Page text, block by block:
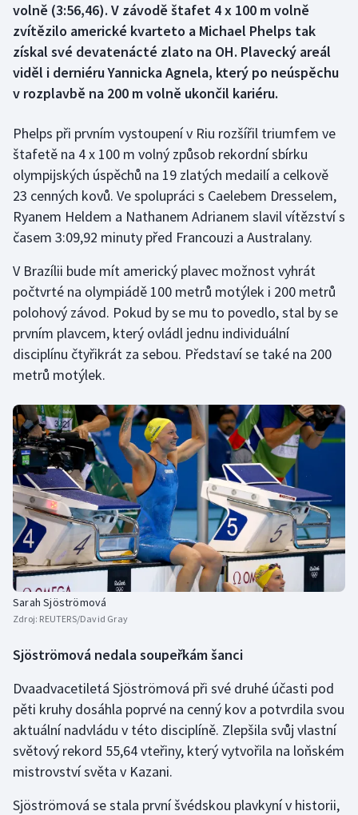
Florbal
Futsal
Golf
Gymnastika
Házená
Jezdectví
Krasobruslení
Lezení
Lyže a snowboard
Moderní pětiboj
Motorsport
Olympijské hry
Parasport
Plavání
Plážový volejbal
Rychlostní kanoistika
Short track
volně (3:56,46). V závodě štafet 4 x 100 m volně
zvítězilo americké kvarteto a Michael Phelps tak
získal své devatenácté zlato na OH. Plavecký areál
viděl i derniéru Yannicka Agnela, který po neúspěchu
v rozplavbě na 200 m volně ukončil kariéru.
Phelps při prvním vystoupení v Riu rozšířil triumfem ve
štafetě na 4 x 100 m volný způsob rekordní sbírku
olympijských úspěchů na 19 zlatých medailí a celkově
23 cenných kovů. Ve spolupráci s Caelebem Dresselem,
Ryanem Heldem a Nathanem Adrianem slavil vítězství s
časem 3:09,92 minuty před Francouzi a Australany.
V Brazílii bude mít americký plavec možnost vyhrát
počtvrté na olympiádě 100 metrů motýlek i 200 metrů
polohový závod. Pokud by se mu to povedlo, stal by se
prvním plavcem, který ovládl jednu individuální
disciplínu čtyřikrát za sebou. Představí se také na 200
metrů motýlek.
Sarah Sjöströmová
Zdroj: REUTERS/David Gray
Sjöströmová nedala soupeřkám šanci
Dvaadvacetiletá Sjöströmová při své druhé účasti pod
pěti kruhy dosáhla poprvé na cenný kov a potvrdila svou
aktuální nadvládu v této disciplíně. Zlepšila svůj vlastní
světový rekord 55,64 vteřiny, který vytvořila na loňském
mistrovství světa v Kazani.
Sjöströmová se stala první švédskou plavkyní v historii,